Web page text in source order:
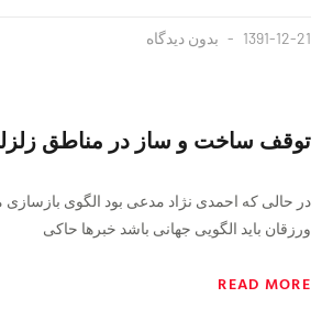
1391-12-21 بدون دیدگاه
توقف ساخت و ساز در مناطق
در حالی که احمدی نژاد مدعی بود الگوی بازسازی
ورزقان باید الگویی جهانی باشد خبرها حاکی
READ MORE